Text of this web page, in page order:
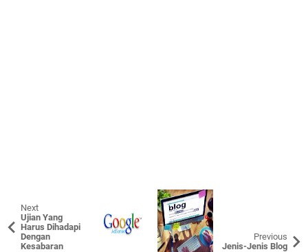
Next
Ujian Yang
Harus Dihadapi
Dengan
Kesabaran
Previous
Jenis-Jenis Blog